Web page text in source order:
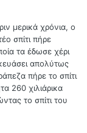
μερικά χρόνια, ο
σπίτι πήρε
τα έδωσε χέρι
απολύτως
πήρε το σπίτι
260 χιλιάρικα
το σπίτι του